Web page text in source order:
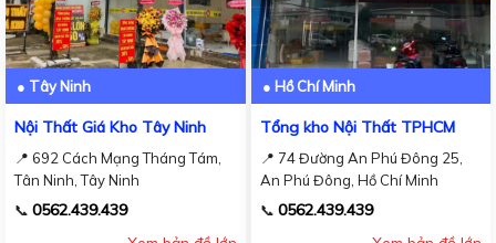
● Tây Ninh
Nội Thất Giá Kho Tây Ninh
📍 692 Cách Mạng Tháng Tám,
Tân Ninh, Tây Ninh
📞 0562.439.439
● Hồ Chí Minh
Tổng kho Nội Thất TPHCM
📍 74 Đường An Phú Đông 25,
An Phú Đông, Hồ Chí Minh
📞 0562.439.439